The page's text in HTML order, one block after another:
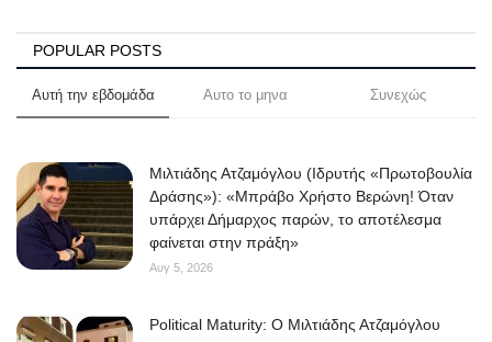
POPULAR POSTS
Αυτή την εβδομάδα Αυτο το μηνα Συνεχώς
Μιλτιάδης Ατζαμόγλου (Ιδρυτής «Πρωτοβουλία
Δράσης»): «Μπράβο Χρήστο Βερώνη! Όταν
υπάρχει Δήμαρχος παρών, το αποτέλεσμα
φαίνεται στην πράξη»
Αυγ 5, 2026
Political Maturity: Ο Μιλτιάδης Ατζαμόγλου